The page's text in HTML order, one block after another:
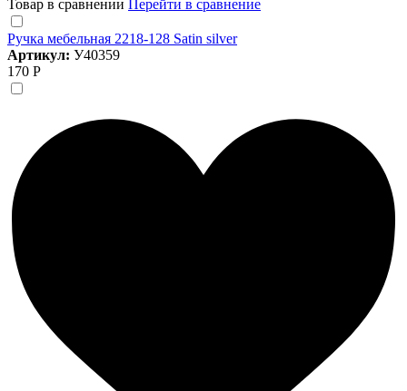
Товар в сравнении Перейти в сравнение
Ручка мебельная 2218-128 Satin silver
Артикул: У40359
170 Р